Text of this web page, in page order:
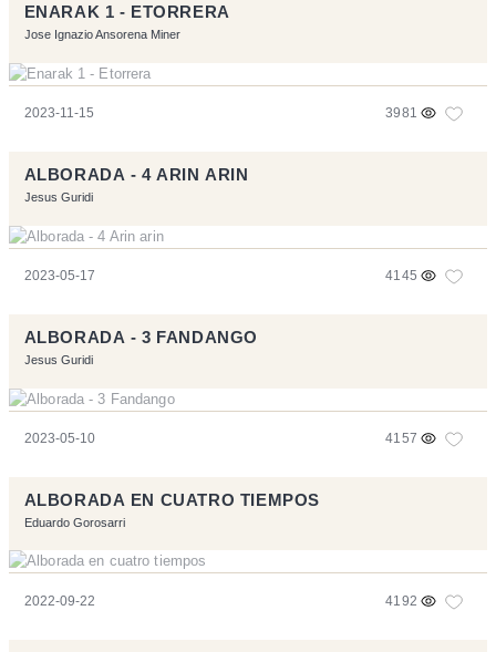
ENARAK 1 - ETORRERA
Jose Ignazio Ansorena Miner
2023-11-15 3981
ALBORADA - 4 ARIN ARIN
Jesus Guridi
2023-05-17 4145
ALBORADA - 3 FANDANGO
Jesus Guridi
2023-05-10 4157
ALBORADA EN CUATRO TIEMPOS
Eduardo Gorosarri
2022-09-22 4192